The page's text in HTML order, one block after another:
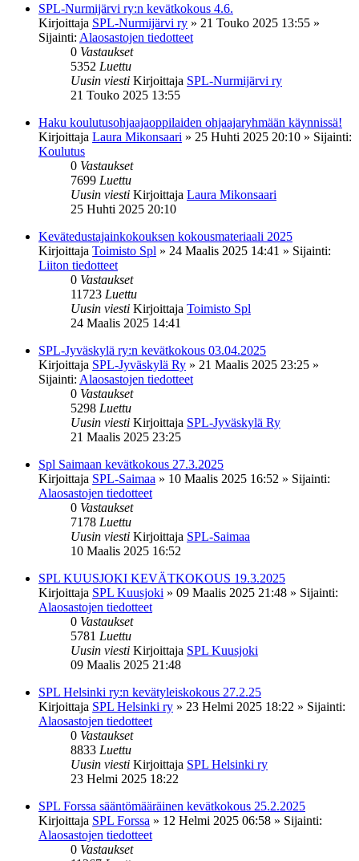
SPL-Nurmijärvi ry:n kevätkokous 4.6.
Kirjoittaja SPL-Nurmijärvi ry » 21 Touko 2025 13:55 »
Sijainti: Alaosastojen tiedotteet
0 Vastaukset
5352 Luettu
Uusin viesti Kirjoittaja SPL-Nurmijärvi ry
21 Touko 2025 13:55
Haku koulutusohjaajaoppilaiden ohjaajaryhmään käynnissä!
Kirjoittaja Laura Mikonsaari » 25 Huhti 2025 20:10 » Sijainti:
Koulutus
0 Vastaukset
7699 Luettu
Uusin viesti Kirjoittaja Laura Mikonsaari
25 Huhti 2025 20:10
Kevätedustajainkokouksen kokousmateriaali 2025
Kirjoittaja Toimisto Spl » 24 Maalis 2025 14:41 » Sijainti:
Liiton tiedotteet
0 Vastaukset
11723 Luettu
Uusin viesti Kirjoittaja Toimisto Spl
24 Maalis 2025 14:41
SPL-Jyväskylä ry:n kevätkokous 03.04.2025
Kirjoittaja SPL-Jyväskylä Ry » 21 Maalis 2025 23:25 »
Sijainti: Alaosastojen tiedotteet
0 Vastaukset
5298 Luettu
Uusin viesti Kirjoittaja SPL-Jyväskylä Ry
21 Maalis 2025 23:25
Spl Saimaan kevätkokous 27.3.2025
Kirjoittaja SPL-Saimaa » 10 Maalis 2025 16:52 » Sijainti:
Alaosastojen tiedotteet
0 Vastaukset
7178 Luettu
Uusin viesti Kirjoittaja SPL-Saimaa
10 Maalis 2025 16:52
SPL KUUSJOKI KEVÄTKOKOUS 19.3.2025
Kirjoittaja SPL Kuusjoki » 09 Maalis 2025 21:48 » Sijainti:
Alaosastojen tiedotteet
0 Vastaukset
5781 Luettu
Uusin viesti Kirjoittaja SPL Kuusjoki
09 Maalis 2025 21:48
SPL Helsinki ry:n kevätyleiskokous 27.2.25
Kirjoittaja SPL Helsinki ry » 23 Helmi 2025 18:22 » Sijainti:
Alaosastojen tiedotteet
0 Vastaukset
8833 Luettu
Uusin viesti Kirjoittaja SPL Helsinki ry
23 Helmi 2025 18:22
SPL Forssa sääntömääräinen kevätkokous 25.2.2025
Kirjoittaja SPL Forssa » 12 Helmi 2025 06:58 » Sijainti:
Alaosastojen tiedotteet
0 Vastaukset